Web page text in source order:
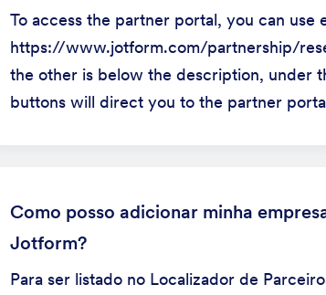
To access the partner portal, you can
https://www.jotform.com/partnership/
the other is below the description, under
buttons will direct you to the partner
Como posso adicionar minha
Jotform?
Para ser listado no Localizador de